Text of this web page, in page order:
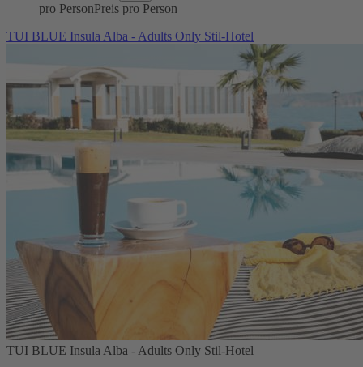
pro PersonPreis pro Person
TUI BLUE Insula Alba - Adults Only Stil-Hotel
TUI BLUE Insula Alba - Adults Only Stil-Hotel